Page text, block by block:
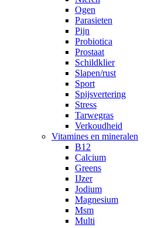
Ogen
Parasieten
Pijn
Probiotica
Prostaat
Schildklier
Slapen/rust
Sport
Spijsvertering
Stress
Tarwegras
Verkoudheid
Vitamines en mineralen
B12
Calcium
Greens
IJzer
Jodium
Magnesium
Msm
Multi